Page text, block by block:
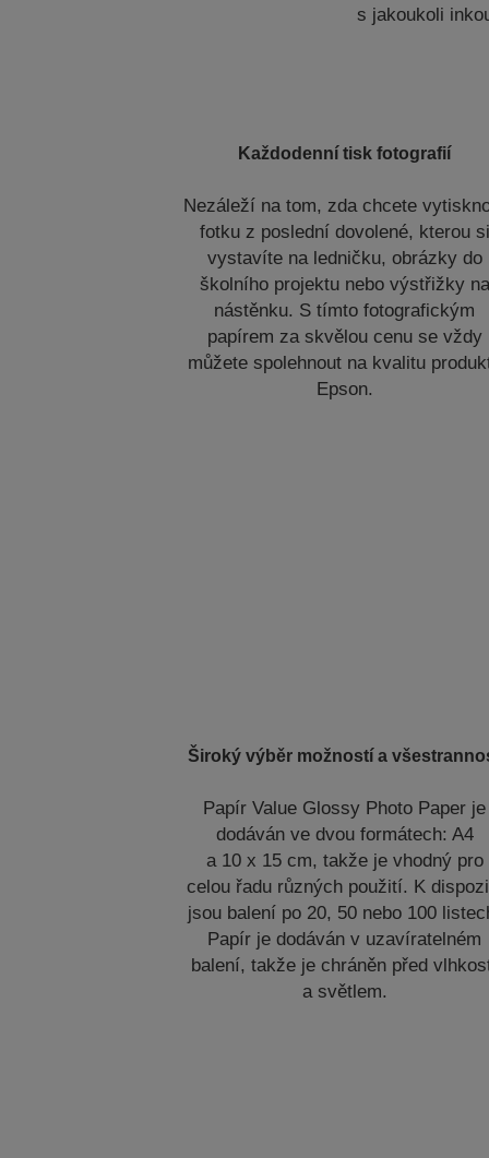
s jakoukoli
Každodenní tisk fotografií
Nezáleží na tom, zda chcete
fotku z poslední dovolené, kterou si
vystavíte na ledničku, obrázky do
školního projektu nebo výstřižky na
nástěnku. S tímto fotografickým
papírem za skvělou cenu se vždy
můžete spolehnout na kvalitu
Epson.
Široký výběr možností a
Papír Value Glossy Photo Paper je
dodáván ve dvou formátech: A4
a 10 x 15 cm, takže je vhodný pro
celou řadu různých použití. K
jsou balení po 20, 50 nebo 100
Papír je dodáván v uzavíratelném
balení, takže je chráněn před
a světlem.